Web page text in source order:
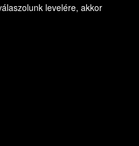
levelére, akkor